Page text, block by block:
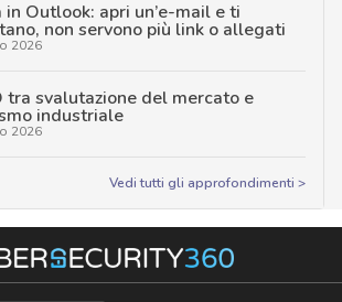
in Outlook: apri un’e-mail e ti
non servono più link o allegati
2026
tra svalutazione del mercato e
industriale
2026
Vedi tutti gli approfondimenti >